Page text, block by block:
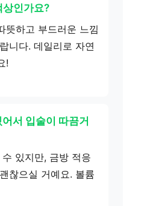
상인가요?
뜻하고 부드러운 느낌
니다. 데일리로 자연
!
서 입술이 따끔거
있지만, 금방 적응
찮으실 거예요. 볼륨